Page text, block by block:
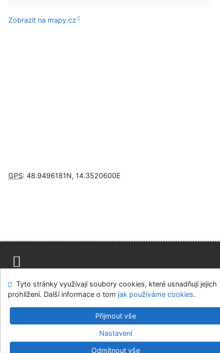
Zobrazit na mapy.cz
GPS: 48.9496181N, 14.3520600E
Napište nám Mapa stránek
Nastavení cookies
Knihovny regionu České Budějovice
v.4.8.63a-Cosmotron Bohemia, s.r.o.
Tyto stránky využívají soubory cookies, které usnadňují jejich
prohlížení. Další informace o tom jak používáme cookies.
Přijmout vše
Nastavení
Odmítnout vše